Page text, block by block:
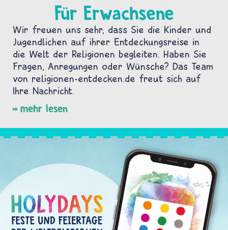
Für Erwachsene
Wir freuen uns sehr, dass Sie die Kinder und
Jugendlichen auf ihrer Entdeckungsreise in
die Welt der Religionen begleiten. Haben Sie
Fragen, Anregungen oder Wünsche? Das Team
von religionen-entdecken.de freut sich auf
Ihre Nachricht.
mehr lesen